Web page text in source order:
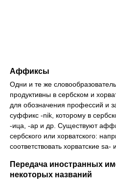
Аффиксы
Одни и те же
продуктивны в сербском и
для обозначения профессий и
суффикс -nik, которому в
-ица, -ар и др. Существуют
сербского или хорватского:
соответствовать хорватские sa-
Передача иностранных
некоторых названий